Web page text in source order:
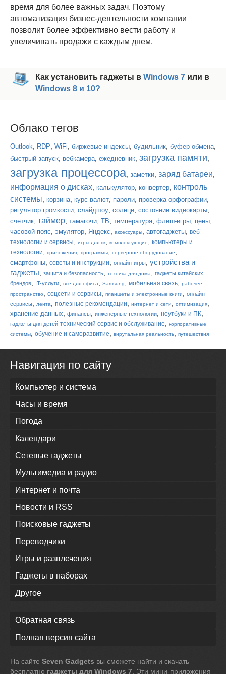
время для более важных задач. Поэтому
автоматизация бизнес-деятельности компании
позволит более эффективно вести работу и
увеличивать продажи с каждым днем.
Как установить гаджеты в Windows 7 или в
Windows 8 и 10?
Облако тегов
Outlook RDP WiFi биржевые индексы будильник буфер обмена
быстрый запуск вебкамера ежедневник загрузка памяти
загрузка процессора, заметки заряд батареи
информация о дисках калькулятор конвертер контроль
системы корзина курс валют пароли проверка орфографии
регулятор громкости слайдшоу солнце состояние видеокарты
счетчик таймер тамагочи ТВ температура флеш-игры цены
часовой пояс эмулятор Яндекс аксессуары автогаджеты веб-
технологии и сервисы
игры для пк комплектующие
компьютеры и
технологии
приложения программы серверное оборудование
смартфоны советы и инструкции онлайн-игры
устройства и
гаджеты
защита и безопасность техника для дома
гаджеты китайских
брендов
IT-услуги всё для офиса Samsung мобильная связь
рабочее
пространство
соцсети и сервисы планшеты и электронные книги
онлайн-
сервисы
лента полезные рекомендации интернет и сети оптимизация
хранение данных финансы инженерные технологии ноутбуки и ПК
гаджеты для детей технический сервис и обслуживание
корпоративные
системы
обучение и саморазвитие вирутальная реальность путешествия
Навигация по сайту
Компьютер и система
Часы и время
Погода
Календари
Сетевые гаджеты
Мультимедиа и радио
Интернет и почта
Новости и RSS
Поисковые гаджеты
Переводчики
Игры и развлечения
Гаджеты в наборах
Другое
Обратная связь
Полная версия сайта
На сайте Seven Gadgets вы сможете найти и скачать
бесплатно гаджеты для Windows 7 . Эти мини-приложения